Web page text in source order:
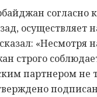
согласно
осуществляет
«Несмотря
строго
партнером не